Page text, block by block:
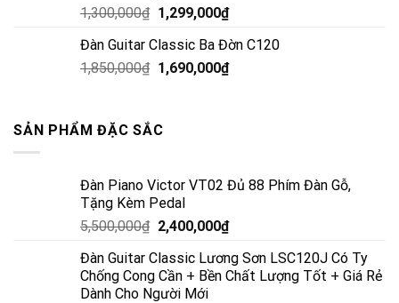
1,300,000₫ 1,299,000₫
Đàn Guitar Classic Ba Đờn C120
1,850,000₫ 1,690,000₫
SẢN PHẨM ĐẶC SẮC
Đàn Piano Victor VT02 Đủ 88 Phím Đàn Gỗ,
Tặng Kèm Pedal
5,500,000₫ 2,400,000₫
Đàn Guitar Classic Lương Sơn LSC120J Có Ty
Chống Cong Cần + Bền Chất Lượng Tốt + Giá Rẻ
Dành Cho Người Mới